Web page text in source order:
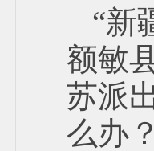
“新
额敏
苏派
么办